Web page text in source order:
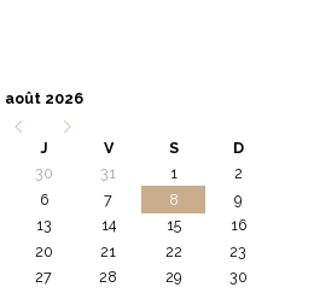
août 2026
J V S
D
30 31 1
2
6 7 8
9
13 14 15
16
20 21 22
23
27 28 29 30